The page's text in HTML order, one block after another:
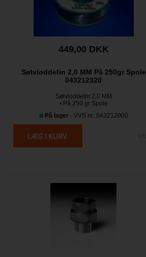
449,00 DKK
Sølvloddetin 2,0 MM På 250gr Spole
043212320
Sølvloddetin 2,0 MM
• På 250 gr Spole
På lager - VVS nr: 043212000